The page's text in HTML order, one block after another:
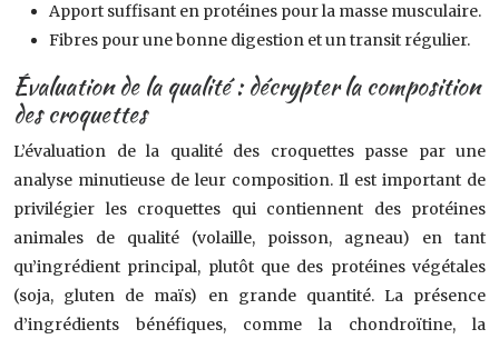
Apport suffisant en protéines pour la masse musculaire.
Fibres pour une bonne digestion et un transit régulier.
Évaluation de la qualité : décrypter la composition
des croquettes
L’évaluation de la qualité des croquettes passe par une
analyse minutieuse de leur composition. Il est important de
privilégier les croquettes qui contiennent des protéines
animales de qualité (volaille, poisson, agneau) en tant
qu’ingrédient principal, plutôt que des protéines végétales
(soja, gluten de maïs) en grande quantité. La présence
d’ingrédients bénéfiques, comme la chondroïtine, la